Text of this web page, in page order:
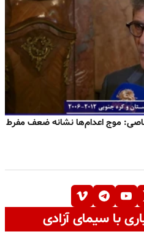
موج اعدام‌ها نشانه ضعف مفرط
با سیمای آزادی